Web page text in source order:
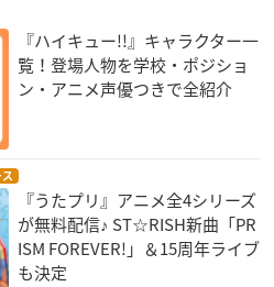
『ハイキュー!!』キャラクター一
覧！登場人物を学校・ポジショ
ン・アニメ声優つきで全紹介
ス
『うたプリ』アニメ全4シリーズ
が無料配信♪ ST☆RISH新曲「PR
ISM FOREVER!」＆15周年ライブ
も決定